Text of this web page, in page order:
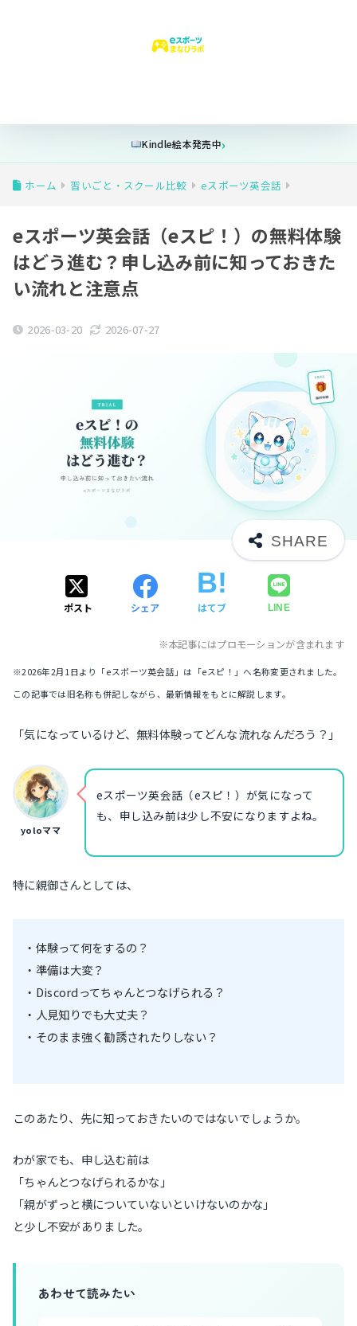
Kindle絵本発売中
ホーム 習いごと・スクール比較 eスポーツ英会話
eスポーツ英会話（eスピ！）の無料体験
はどう進む？申し込み前に知っておきた
い流れと注意点
2026-03-20 2026-07-27
ポスト シェア はてブ LINE
※本記事にはプロモーションが含まれます
※2026年2月1日より「eスポーツ英会話」は「eスピ！」へ名称変更されました。
この記事では旧名称も併記しながら、最新情報をもとに解説します。
「気になっているけど、無料体験ってどんな流れなんだろう？」
yoloママ
eスポーツ英会話（eスピ！）が気になって
も、申し込み前は少し不安になりますよね。
特に親御さんとしては、
・体験って何をするの？
・準備は大変？
・Discordってちゃんとつなげられる？
・人見知りでも大丈夫？
・そのまま強く勧誘されたりしない？
このあたり、先に知っておきたいのではないでしょうか。
わが家でも、申し込む前は
「ちゃんとつなげられるかな」
「親がずっと横についていないといけないのかな」
と少し不安がありました。
あわせて読みたい